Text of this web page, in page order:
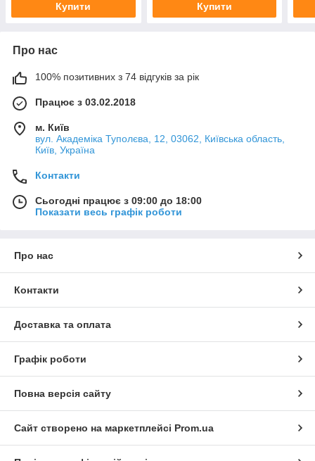
Купити Купити
Про нас
100% позитивних з 74 відгуків за рік
Працює з 03.02.2018
м. Київ
вул. Академіка Туполєва, 12, 03062, Київська область,
Київ, Україна
Контакти
Сьогодні працює з 09:00 до 18:00
Показати весь графік роботи
Про нас
Контакти
Доставка та оплата
Графік роботи
Повна версія сайту
Сайт створено на маркетплейсі Prom.ua